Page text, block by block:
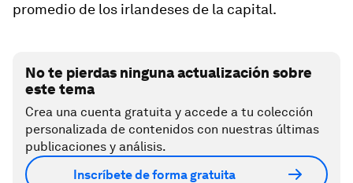
promedio de los irlandeses de la capital.
No te pierdas ninguna actualización sobre
este tema
Crea una cuenta gratuita y accede a tu colección
personalizada de contenidos con nuestras últimas
publicaciones y análisis.
Inscríbete de forma gratuita